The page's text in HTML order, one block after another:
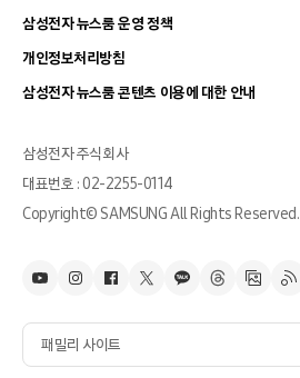
삼성전자 뉴스룸 운영 정책
개인정보처리방침
삼성전자 뉴스룸 콘텐츠 이용에 대한 안내
삼성전자 주식회사
대표번호 : 02-2255-0114
Copyright© SAMSUNG All Rights Reserved.
패밀리 사이트